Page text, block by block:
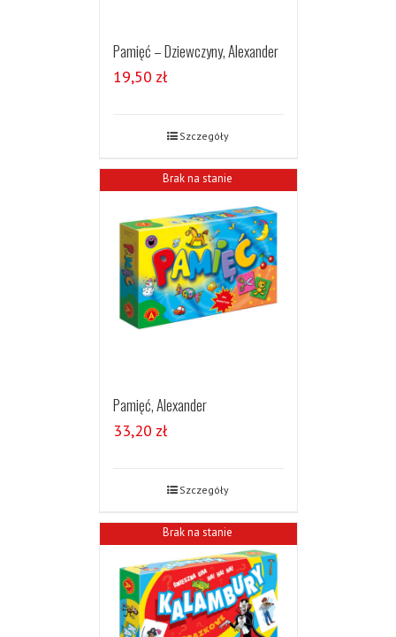
Pamięć – Dziewczyny, Alexander
19,50 zł
Szczegóły
Brak na stanie
Pamięć, Alexander
33,20 zł
Szczegóły
Brak na stanie